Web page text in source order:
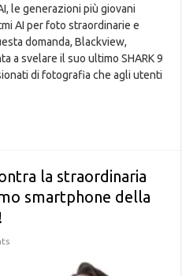
le generazioni più giovani
AI per foto straordinarie e
domanda, Blackview,
a svelare il suo ultimo SHARK 9
di fotografia che agli utenti
la straordinaria
smartphone della